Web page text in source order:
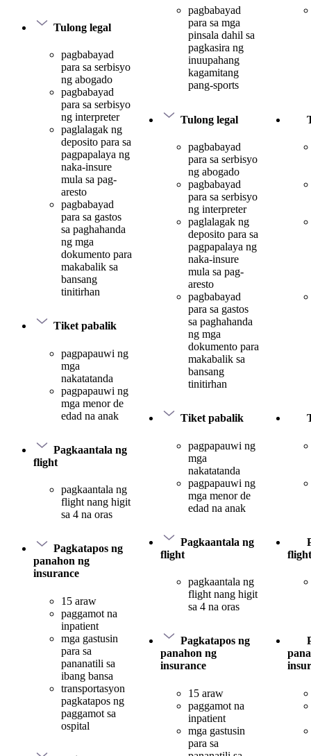
Tulong legal
pagbabayad
para sa serbisyo
ng abogado
pagbabayad
para sa serbisyo
ng interpreter
paglalagak ng
deposito para sa
pagpapalaya ng
naka-insure
mula sa pag-
aresto
pagbabayad
para sa gastos
sa paghahanda
ng mga
dokumento para
makabalik sa
bansang
tinitirhan
Tiket pabalik
pagpapauwi ng
mga
nakatatanda
pagpapauwi ng
mga menor de
edad na anak
Pagkaantala ng
flight
pagkaantala ng
flight nang higit
sa 4 na oras
Pagkatapos ng
panahon ng
insurance
15 araw
paggamot na
inpatient
mga gastusin
para sa
pananatili sa
ibang bansa
transportasyon
pagkatapos ng
paggamot sa
ospital
pagbabayad
para sa mga
pinsala dahil sa
pagkasira ng
inuupahang
kagamitang
pang-sports
Tulong legal
pagbabayad
para sa serbisyo
ng abogado
pagbabayad
para sa serbisyo
ng interpreter
paglalagak ng
deposito para sa
pagpapalaya ng
naka-insure
mula sa pag-
aresto
pagbabayad
para sa gastos
sa paghahanda
ng mga
dokumento para
makabalik sa
bansang
tinitirhan
Tiket pabalik
pagpapauwi ng
mga
nakatatanda
pagpapauwi ng
mga menor de
edad na anak
Pagkaantala ng
flight
pagkaantala ng
flight nang higit
sa 4 na oras
Pagkatapos ng
panahon ng
insurance
15 araw
paggamot na
inpatient
mga gastusin
para sa
flight